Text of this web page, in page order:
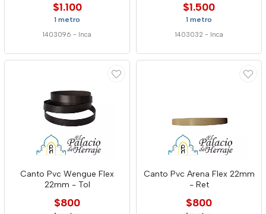
$1.100
1 metro
1403096 - Inca
$1.500
1 metro
1403032 - Inca
Canto Pvc Wengue Flex
22mm - Tol
$800
Canto Pvc Arena Flex 22mm
- Ret
$800